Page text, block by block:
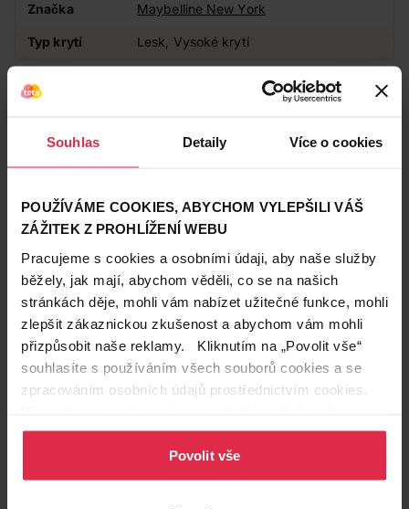
Souhlas Detaily Více o cookies
POUŽÍVÁME COOKIES, ABYCHOM VYLEPŠILI VÁŠ
ZÁŽITEK Z PROHLÍŽENÍ WEBU
Pracujeme s cookies a osobními údaji, aby naše služby
běžely, jak mají, abychom věděli, co se na našich
stránkách děje, mohli vám nabízet užitečné funkce, mohli
zlepšit zákaznickou zkušenost a abychom vám mohli
přizpůsobit naše reklamy. Kliknutím na „Povolit vše“
souhlasíte s používáním všech souborů cookies a se
zpracováním osobních údajů prostřednictvím cookies.
osobních údajů.
Povolit vše
Značka Maybelline New York
Typ krytí Lesk, Vysoké krytí
Zákazníci také často nakupují